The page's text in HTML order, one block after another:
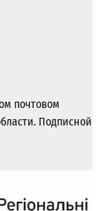
почтовом
Подписной